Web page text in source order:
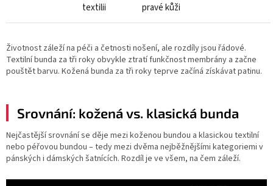
textilii
pravé kůži
Životnost záleží na péči a četnosti nošení, ale rozdíly jsou řádové.
Textilní bunda za tři roky obvykle ztratí funkčnost membrány a začne
pouštět barvu. Kožená bunda za tři roky teprve začíná získávat patinu.
Srovnání: kožená vs. klasická bunda
Nejčastější srovnání se děje mezi koženou bundou a klasickou textilní
nebo péřovou bundou – tedy mezi dvěma nejběžnějšími kategoriemi v
pánských i dámských šatnících. Rozdíl je ve všem, na čem záleží.